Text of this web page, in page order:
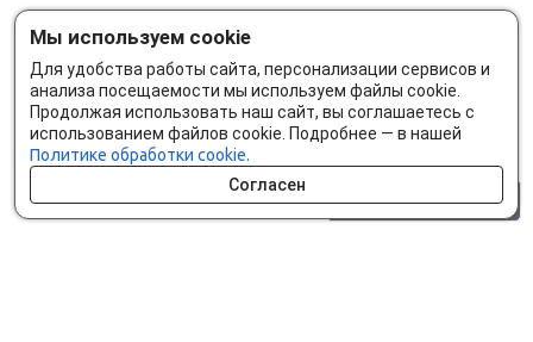
Мы используем cookie
Для удобства работы сайта, персонализации сервисов и
анализа посещаемости мы используем файлы cookie.
Продолжая использовать наш сайт, вы соглашаетесь с
использованием файлов cookie. Подробнее — в нашей
Политике обработки cookie.
Согласен